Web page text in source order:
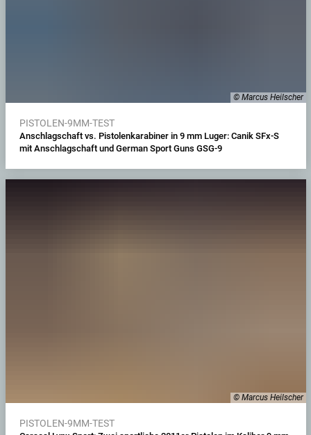
© Marcus Heilscher
PISTOLEN-9MM-TEST
Anschlagschaft vs. Pistolenkarabiner in 9 mm Luger: Canik SFx-S
mit Anschlagschaft und German Sport Guns GSG-9
© Marcus Heilscher
PISTOLEN-9MM-TEST